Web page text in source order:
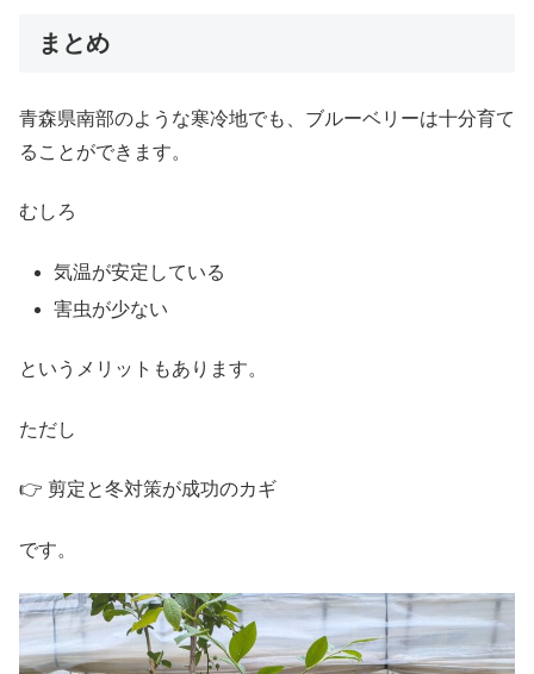
まとめ
青森県南部のような寒冷地でも、ブルーベリーは十分育て
ることができます。
むしろ
気温が安定している
害虫が少ない
というメリットもあります。
ただし
👉 剪定と冬対策が成功のカギ
です。